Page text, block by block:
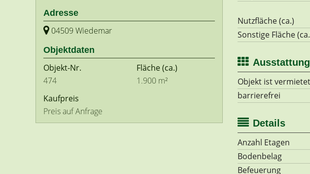
Adresse
04509 Wiedemar
Objektdaten
Objekt-Nr.
474
Fläche(ca.)
1.900 m²
Kaufpreis
Preis auf Anfrage
Nutzfläche (ca.)
Sonstige Fläche
Ausstattung
Objekt ist vermietet
barrierefrei
Details
Anzahl Etagen
Bodenbelag
Befeuerung